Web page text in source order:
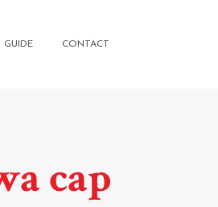
cap
GUIDE CONTACT